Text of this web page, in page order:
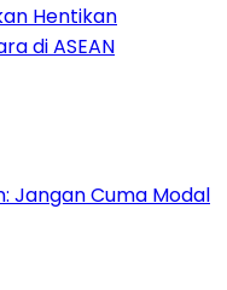
Hentikan
di ASEAN
Jangan Cuma Modal